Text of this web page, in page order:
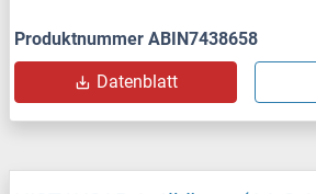
Produktnummer ABIN7438658
Datenblatt